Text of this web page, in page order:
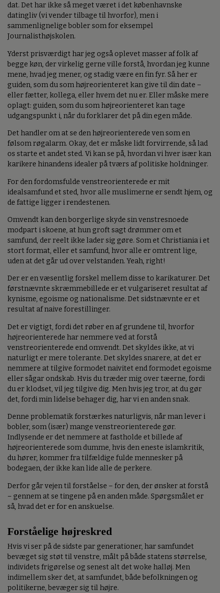
dat. Det har ikke så meget været i det københavnske
datingliv (vi vender tilbage til hvorfor), men i
sammenlignelige bobler som for eksempel
Journalisthøjskolen.
Yderst prisværdigt har jeg også oplevet masser af folk af
begge køn, der virkelig gerne ville forstå, hvordan jeg kunne
mene, hvad jeg mener, og stadig være en fin fyr. Så her er
guiden, som du som højreorienteret kan give til din date –
eller fætter, kollega, eller hvem det nu er. Eller måske mere
oplagt: guiden, som du som højreorienteret kan tage
udgangspunkt i, når du forklarer det på din egen måde.
Det handler om at se den højreorienterede ven som en
følsom røgalarm. Okay, det er måske lidt forvirrende, så lad
os starte et andet sted. Vi kan se på, hvordan vi hver især kan
karikere hinandens idealer på tværs af politiske holdninger.
For den fordomsfulde venstreorienterede er mit
idealsamfund et sted, hvor alle muslimerne er sendt hjem, og
de fattige ligger i rendestenen.
Omvendt kan den borgerlige skyde sin venstresnoede
modpart i skoene, at hun groft sagt drømmer om et
samfund, der reelt ikke lader sig gøre. Som et Christiania i et
stort format, eller et samfund, hvor alle er omtrent lige,
uden at det går ud over velstanden. Yeah, right!
Der er en væsentlig forskel mellem disse to karikaturer. Det
førstnævnte skræmmebillede er et vulgariseret resultat af
kynisme, egoisme og nationalisme. Det sidstnævnte er et
resultat af naive forestillinger.
Det er vigtigt, fordi det røber en af grundene til, hvorfor
højreorienterede har nemmere ved at forstå
venstreorienterede end omvendt. Det skyldes ikke, at vi
naturligt er mere tolerante. Det skyldes snarere, at det er
nemmere at tilgive formodet naivitet end formodet egoisme
eller sågar ondskab. Hvis du træder mig over tæerne, fordi
du er klodset, vil jeg tilgive dig. Men hvis jeg tror, at du gør
det, fordi min lidelse behager dig, har vi en anden snak.
Denne problematik forstærkes naturligvis, når man lever i
bobler, som (især) mange venstreorienterede gør.
Indlysende er det nemmere at fastholde et billede af
højreorienterede som dumme, hvis den eneste islamkritik,
du hører, kommer fra tilfældige fulde mennesker på
bodegaen, der ikke kan lide alle de perkere.
Derfor går vejen til forståelse – for den, der ønsker at forstå
– gennem at se tingene på en anden måde. Spørgsmålet er
så, hvad det er for en anskuelse.
Forståelige højreskred
Hvis vi ser på de sidste par generationer, har samfundet
bevæget sig støt til venstre, målt på både statens størrelse,
individets frigørelse og senest alt det woke halløj. Men
indimellem sker det, at samfundet, både befolkningen og
politikerne, bevæger sig til højre.